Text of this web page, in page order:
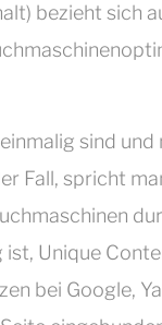
bezieht sich
sind und
Fall, spricht
Unique
bei Google,